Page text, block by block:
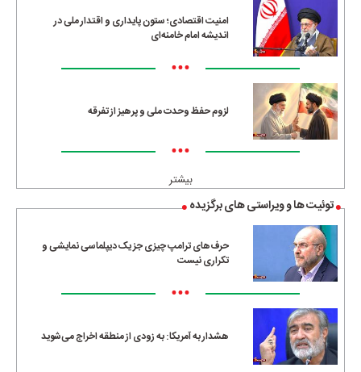
امنیت اقتصادی؛ ستون پایداری و اقتدار ملی در
اندیشه امام خامنه‌ای
•••
لزوم حفظ وحدت ملی و پرهیز از تفرقه
•••
بیشتر
توئیت ها و ویراستی های برگزیده
حرف‌های ترامپ چیزی جز یک دیپلماسی نمایشی و
تکراری نیست
•••
هشدار به آمریکا: به زودی از منطقه اخراج می‌شوید